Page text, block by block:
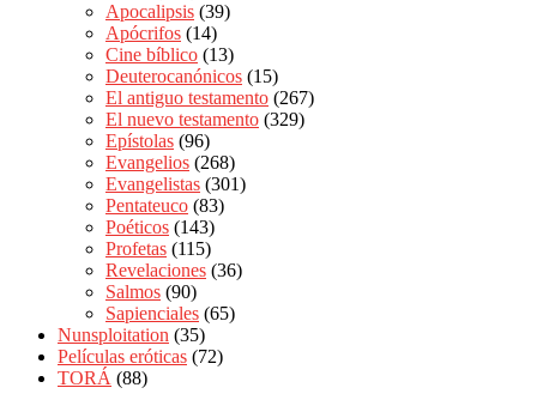
Apocalipsis (39)
Apócrifos (14)
Cine bíblico (13)
Deuterocanónicos (15)
El antiguo testamento (267)
El nuevo testamento (329)
Epístolas (96)
Evangelios (268)
Evangelistas (301)
Pentateuco (83)
Poéticos (143)
Profetas (115)
Revelaciones (36)
Salmos (90)
Sapienciales (65)
Nunsploitation (35)
Películas eróticas (72)
TORÁ (88)